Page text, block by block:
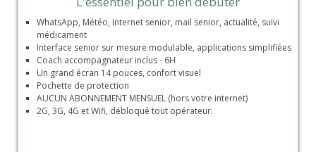
WhatsApp, Météo, Internet senior, mail senior, actualité, suivi
médicament
Interface senior sur mesure modulable, applications simplifiées
Coach accompagnateur inclus - 6H
Un grand écran 14 pouces, confort visuel
Pochette de protection
AUCUN ABONNEMENT MENSUEL (hors votre internet)
2G, 3G, 4G et Wifi, débloqué tout opérateur.